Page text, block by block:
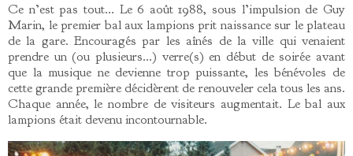
Ce n’est pas tout… Le 6 août 1988, sous l’impulsion de Guy
Marin, le premier bal aux lampions prit naissance sur le plateau
de la gare. Encouragés par les aînés de la ville qui venaient
prendre un (ou plusieurs…) verre(s) en début de soirée avant
que la musique ne devienne trop puissante, les bénévoles de
cette grande première décidèrent de renouveler cela tous les ans.
Chaque année, le nombre de visiteurs augmentait. Le bal aux
lampions était devenu incontournable.